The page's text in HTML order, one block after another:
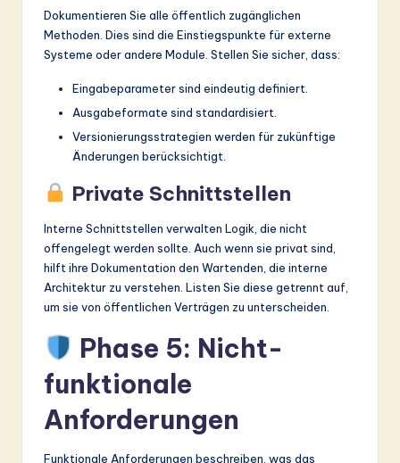
Dokumentieren Sie alle öffentlich zugänglichen
Methoden. Dies sind die Einstiegspunkte für externe
Systeme oder andere Module. Stellen Sie sicher, dass:
Eingabeparameter sind eindeutig definiert.
Ausgabeformate sind standardisiert.
Versionierungsstrategien werden für zukünftige
Änderungen berücksichtigt.
Private Schnittstellen
Interne Schnittstellen verwalten Logik, die nicht
offengelegt werden sollte. Auch wenn sie privat sind,
hilft ihre Dokumentation den Wartenden, die interne
Architektur zu verstehen. Listen Sie diese getrennt auf,
um sie von öffentlichen Verträgen zu unterscheiden.
Phase 5: Nicht-
funktionale
Anforderungen
Funktionale Anforderungen beschreiben, was das